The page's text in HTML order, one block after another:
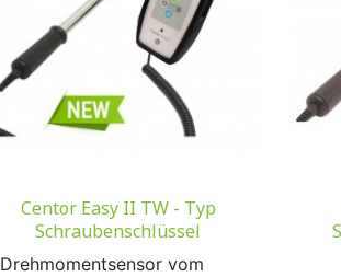
Centor Easy II TW - Typ
Schraubenschlüssel
Drehmomentsensor vom